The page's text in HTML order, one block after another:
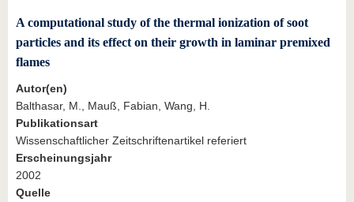
A computational study of the thermal ionization of soot
particles and its effect on their growth in laminar premixed
flames
Autor(en)
Balthasar, M., Mauß, Fabian, Wang, H.
Publikationsart
Wissenschaftlicher Zeitschriftenartikel referiert
Erscheinungsjahr
2002
Quelle